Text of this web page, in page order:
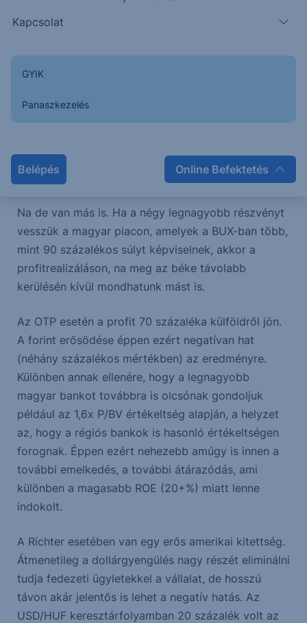
Kapcsolat
GYIK
Panaszkezelés
Belépés Online Befektetés
lehet az orosz-ukrán béke távolabb kerülése. Vagy
Európában, amiatt, mert az amerikai vállalatok
nagy valószínűséggel ma elindul a
kamatcsökkentési periódus. Ez pedig arra
visszavigyék az USA-ba az európai befektetésük
legalább egy részét.
Na de van más is. Ha a négy legnagyobb részvényt
vesszük a magyar piacon, amelyek a BUX-ban több,
mint 90 százalékos súlyt képviselnek, akkor a
profitrealizáláson, na meg az béke távolabb
kerülésén kívül mondhatunk mást is.
Az OTP esetén a profit 70 százaléka külföldről jön.
A forint erősödése éppen ezért negatívan hat
(néhány százalékos mértékben) az eredményre.
Különben annak ellenére, hogy a legnagyobb
magyar bankot továbbra is olcsónak gondoljuk
például az 1,6x P/BV értékeltség alapján, a helyzet
az, hogy a régiós bankok is hasonló értékeltségen
forognak. Éppen ezért nehezebb amúgy is innen a
további emelkedés, a további átárazódás, ami
különben a magasabb ROE (20+%) miatt lenne
indokolt.
A Richter esetében van egy erős amerikai kitettség.
Átmenetileg a dollárgyengülés nagy részét eliminálni
tudja fedezeti ügyletekkel a vállalat, de hosszú
távon akár jelentős is lehet a negatív hatás. Az
USD/HUF keresztárfolyamban 20 százalék volt az